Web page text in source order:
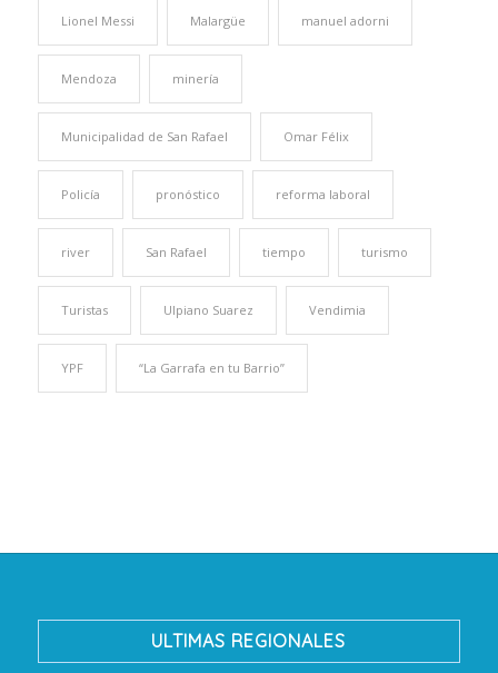
Lionel Messi Malargüe manuel adorni
Mendoza minería
Municipalidad de San Rafael Omar Félix
Policía pronóstico reforma laboral
river San Rafael tiempo turismo
Turistas Ulpiano Suarez Vendimia
YPF “La Garrafa en tu Barrio”
ULTIMAS REGIONALES